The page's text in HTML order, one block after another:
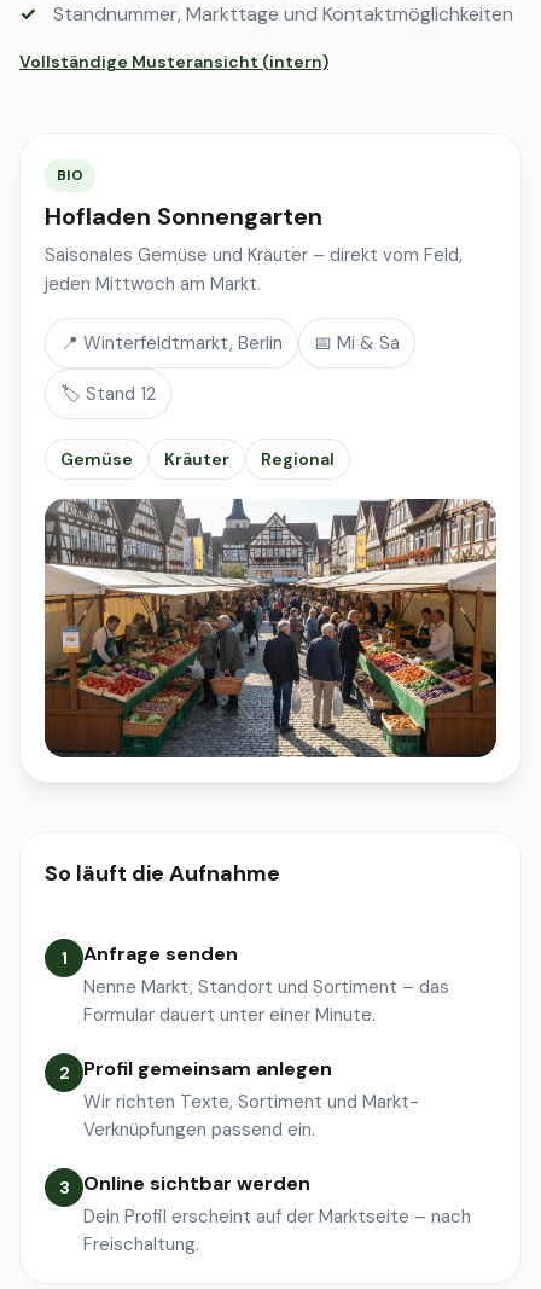
Standnummer, Markttage und Kontaktmöglichkeiten
Vollständige Musteransicht (intern)
BIO
Hofladen Sonnengarten
Saisonales Gemüse und Kräuter – direkt vom Feld,
jeden Mittwoch am Markt.
📍 Winterfeldtmarkt, Berlin 📅 Mi & Sa
🏷️ Stand 12
Gemüse Kräuter Regional
So läuft die Aufnahme
1 Anfrage senden
Nenne Markt, Standort und Sortiment – das
Formular dauert unter einer Minute.
2 Profil gemeinsam anlegen
Wir richten Texte, Sortiment und Markt-
Verknüpfungen passend ein.
3 Online sichtbar werden
Dein Profil erscheint auf der Marktseite – nach
Freischaltung.